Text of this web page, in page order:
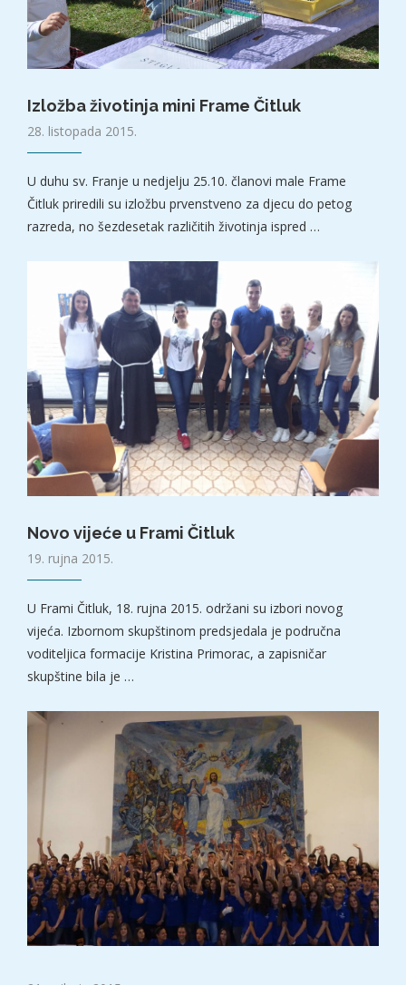
Izložba životinja mini Frame Čitluk
28. listopada 2015.
U duhu sv. Franje u nedjelju 25.10. članovi male Frame
Čitluk priredili su izložbu prvenstveno za djecu do petog
razreda, no šezdesetak različitih životinja ispred …
Novo vijeće u Frami Čitluk
19. rujna 2015.
U Frami Čitluk, 18. rujna 2015. održani su izbori novog
vijeća. Izbornom skupštinom predsjedala je područna
voditeljica formacije Kristina Primorac, a zapisničar
skupštine bila je …